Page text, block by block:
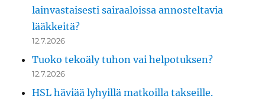
lainvastaisesti sairaaloissa annosteltavia
lääkkeitä?
12.7.2026
Tuoko tekoäly tuhon vai helpotuksen?
12.7.2026
HSL häviää lyhyillä matkoilla takseille.